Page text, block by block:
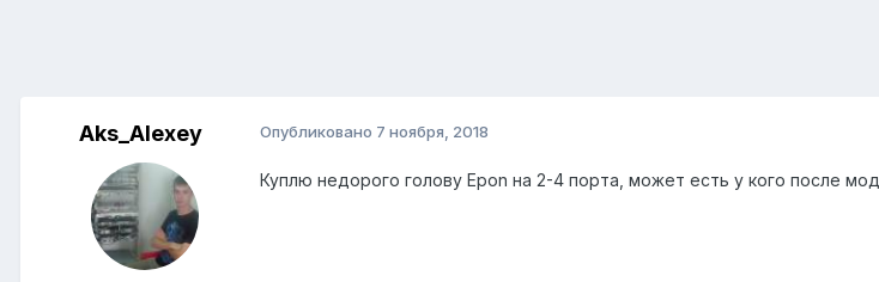
Aks_Alexey Опубликовано 7 ноября, 2018
Куплю недорого голову Epon на 2-4 порта, может есть у кого после